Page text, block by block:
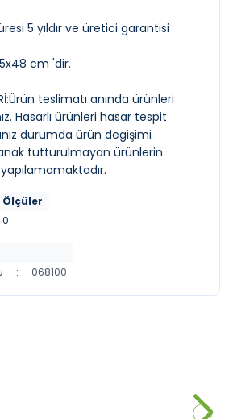
5 yıldır ve üretici garantisi
cm 'dir.
teslimatı anında ürünleri
Hasarlı ürünleri hasar tespit
durumda ürün degişimi
tutturulmayan ürünlerin
Ölçüler
0
: 068100